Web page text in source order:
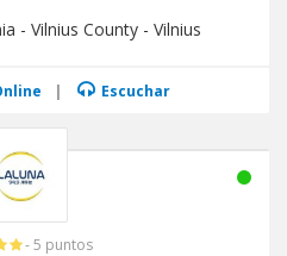
- Vilnius County - Vilnius
| Escuchar
- 5 puntos